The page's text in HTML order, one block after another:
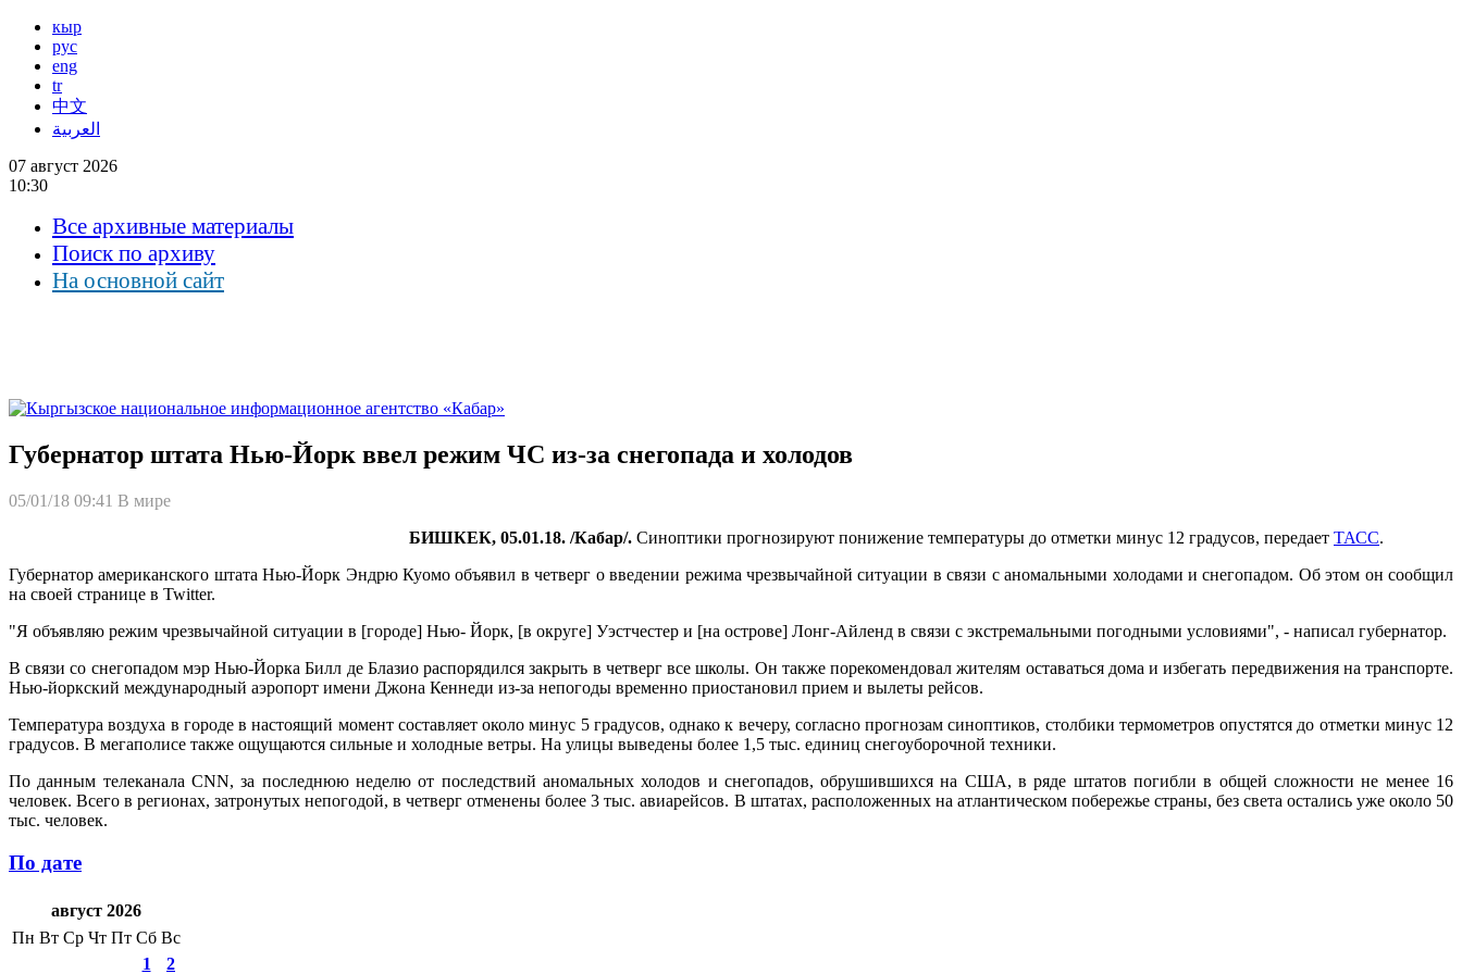
кыр
рус
eng
tr
中文
العربية
07 август 2026
10:30
Все архивные материалы
Поиск по архиву
На основной сайт
Губернатор штата Нью-Йорк ввел режим ЧС из-за снегопада и холодов
05/01/18 09:41 В мире
БИШКЕК, 05.01.18. /Кабар/. Синоптики прогнозируют понижение температуры до отметки минус 12 градусов, передает ТАСС.
Губернатор американского штата Нью-Йорк Эндрю Куомо объявил в четверг о введении режима чрезвычайной ситуации в связи с аномальными холодами и снегопадом. Об этом он сообщил
на своей странице в Twitter.
"Я объявляю режим чрезвычайной ситуации в [городе] Нью- Йорк, [в округе] Уэстчестер и [на острове] Лонг-Айленд в связи с экстремальными погодными условиями", - написал губернатор.
В связи со снегопадом мэр Нью-Йорка Билл де Блазио распорядился закрыть в четверг все школы. Он также порекомендовал жителям оставаться дома и избегать передвижения на транспорте.
Нью-йоркский международный аэропорт имени Джона Кеннеди из-за непогоды временно приостановил прием и вылеты рейсов.
Температура воздуха в городе в настоящий момент составляет около минус 5 градусов, однако к вечеру, согласно прогнозам синоптиков, столбики термометров опустятся до отметки минус 12
градусов. В мегаполисе также ощущаются сильные и холодные ветры. На улицы выведены более 1,5 тыс. единиц снегоуборочной техники.
По данным телеканала CNN, за последнюю неделю от последствий аномальных холодов и снегопадов, обрушившихся на США, в ряде штатов погибли в общей сложности не менее 16
человек. Всего в регионах, затронутых непогодой, в четверг отменены более 3 тыс. авиарейсов. В штатах, расположенных на атлантическом побережье страны, без света остались уже около 50
тыс. человек.
По дате
август 2026
Пн Вт Ср Чт Пт Сб Вс
1
2